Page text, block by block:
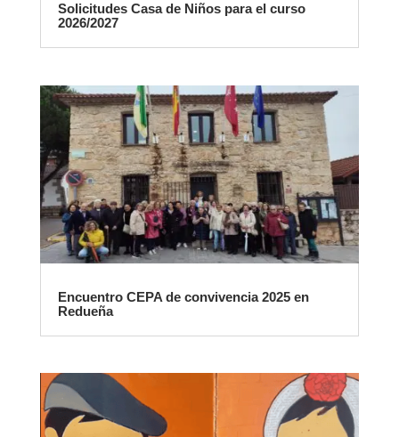
Solicitudes Casa de Niños para el curso
2026/2027
Encuentro CEPA de convivencia 2025 en
Redueña